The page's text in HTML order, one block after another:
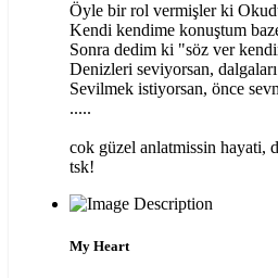
Öyle bir rol vermişler ki
Kendi kendime konuştum
Sonra dedim ki "söz ver
Denizleri seviyorsan,
Sevilmek istiyorsan, önce
.....
cok güzel anlatmissin hayati,
tsk!
My Heart